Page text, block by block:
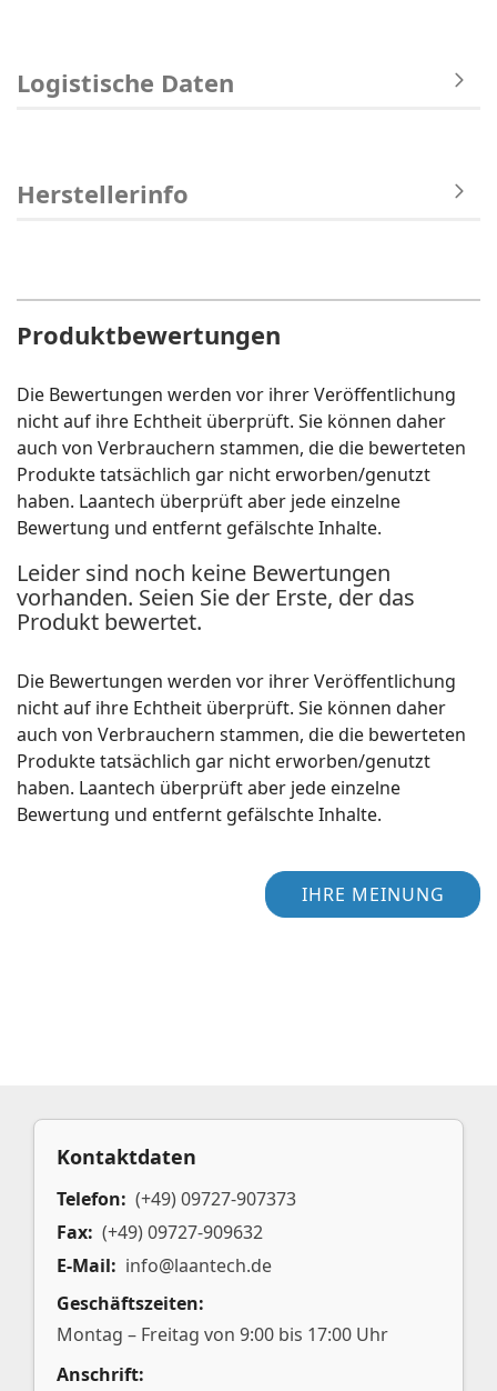
Logistische Daten
Herstellerinfo
Produktbewertungen
Die Bewertungen werden vor ihrer Veröffentlichung
nicht auf ihre Echtheit überprüft. Sie können daher
auch von Verbrauchern stammen, die die bewerteten
Produkte tatsächlich gar nicht erworben/genutzt
haben. Laantech überprüft aber jede einzelne
Bewertung und entfernt gefälschte Inhalte.
Leider sind noch keine Bewertungen
vorhanden. Seien Sie der Erste, der das
Produkt bewertet.
Die Bewertungen werden vor ihrer Veröffentlichung
nicht auf ihre Echtheit überprüft. Sie können daher
auch von Verbrauchern stammen, die die bewerteten
Produkte tatsächlich gar nicht erworben/genutzt
haben. Laantech überprüft aber jede einzelne
Bewertung und entfernt gefälschte Inhalte.
IHRE MEINUNG
Kontaktdaten
Telefon: (+49) 09727-907373
Fax: (+49) 09727-909632
E-Mail: info@laantech.de
Geschäftszeiten:
Montag – Freitag von 9:00 bis 17:00 Uhr
Anschrift: